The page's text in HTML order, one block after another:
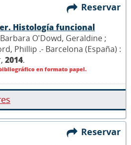
Reservar
Histología funcional
O'Dowd, Geraldine ;
Phillip .- Barcelona (España) :
2014.
en formato papel.
Reservar